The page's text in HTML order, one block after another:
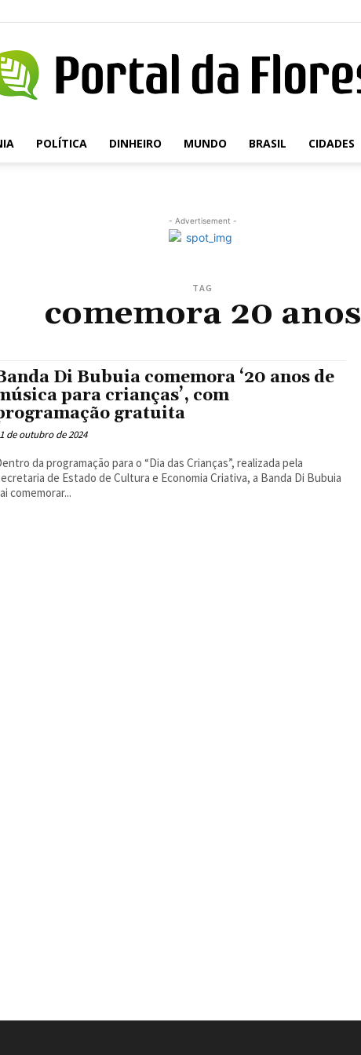
Portal
POLÍTICA DINHEIRO MUNDO BRASIL CIDADES
- Advertisement -
TAG
comemora 20 anos
Di Bubuia comemora ‘20 anos de
para crianças’, com
gratuita
de outubro de 2024
da programação para o “Dia das Crianças”, realizada pela
de Estado de Cultura e Economia Criativa, a Banda Di Bubuia
comemorar...